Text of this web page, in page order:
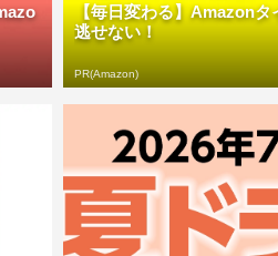
【毎日変わる】Amazonタ
逃せない！
PR(Amazon)